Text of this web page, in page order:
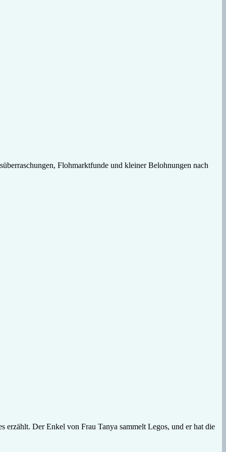
Flohmarktfunde und kleiner Belohnungen nach
erzählt. Der Enkel von Frau Tanya sammelt Legos, und er hat die